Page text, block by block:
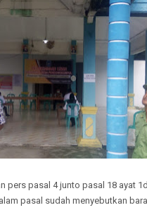
pers pasal 4 junto pasal 18 ayat
pasal sudah menyebutkan